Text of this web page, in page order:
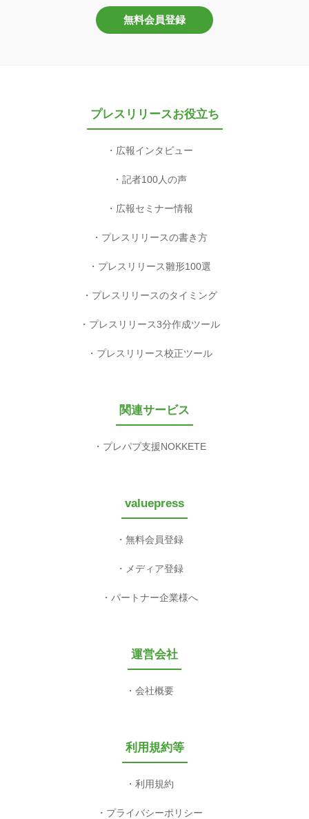
無料会員登録
プレスリリースお役立ち
広報インタビュー
記者100人の声
広報セミナー情報
プレスリリースの書き方
プレスリリース雛形100選
プレスリリースのタイミング
プレスリリース3分作成ツール
プレスリリース校正ツール
関連サービス
プレパブ支援NOKKETE
valuepress
無料会員登録
メディア登録
パートナー企業様へ
運営会社
会社概要
利用規約等
利用規約
プライバシーポリシー